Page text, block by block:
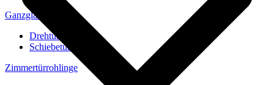
Ganzglastüren
Drehtüren
Schiebetüren
Zimmertürrohlinge